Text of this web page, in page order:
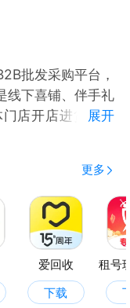
批发采购平台，
线下喜铺、伴手礼
店开店进货必备
WMS，获客，渠
妆个护、日用百
基于市场趋势和用
包含部分定制产
，一站购齐；
展开
更多
爱回收
下载